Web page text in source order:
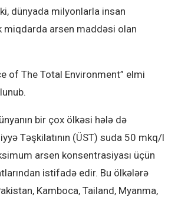
dünyada milyonlarla insan
miqdarda arsen maddəsi olan
of The Total Environment” elmi
bir çox ölkəsi hələ də
Təşkilatının (ÜST) suda 50 mkq/l
arsen konsentrasiyası üçün
istifadə edir. Bu ölkələrə
Kamboca, Tailand, Myanma,